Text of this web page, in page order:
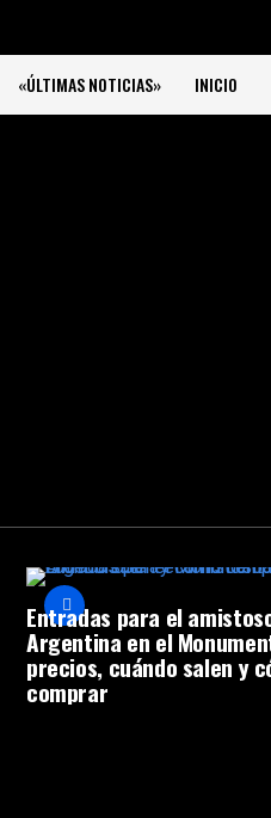
«ÚLTIMAS NOTICIAS» INICIO
Entradas para el
Argentina en el
precios, cuándo salen y
comprar